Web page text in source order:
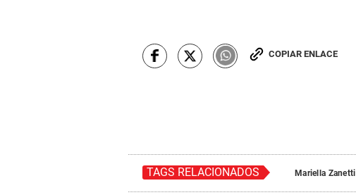
COPIAR ENLACE
TAGS RELACIONADOS Mariella Zanetti